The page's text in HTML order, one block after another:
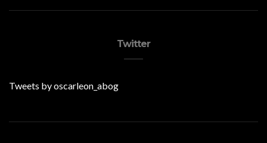
Twitter
Tweets by oscarleon_abog